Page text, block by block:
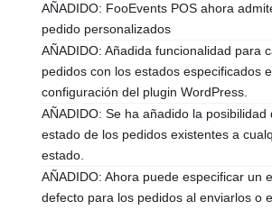
AÑADIDO: FooEvents POS ahora
pedido personalizados
AÑADIDO: Añadida funcionalidad para
pedidos con los estados especificados
configuración del plugin WordPress.
AÑADIDO: Se ha añadido la posibilidad
estado de los pedidos existentes a
estado.
AÑADIDO: Ahora puede especificar un
defecto para los pedidos al enviarlos o